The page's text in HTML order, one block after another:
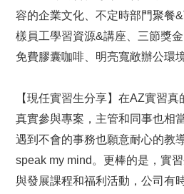
容的企業文化、不定時部門聚餐
樣員工學習資源&講座、三節獎
免費膠囊咖啡、明亮寬敞辦公環
【現任實習生分享】在AZ實習
真實參與專案，主管和同事也相
遇到不會的事務也願意耐心的教
speak my mind。更棒的是，實
與發展課程和福利活動，公司有